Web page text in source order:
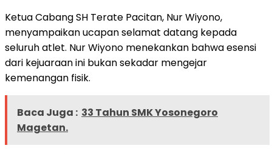
Ketua Cabang SH Terate Pacitan, Nur Wiyono,
menyampaikan ucapan selamat datang kepada
seluruh atlet. Nur Wiyono menekankan bahwa esensi
dari kejuaraan ini bukan sekadar mengejar
kemenangan fisik.
Baca Juga : 33 Tahun SMK Yosonegoro
Magetan.